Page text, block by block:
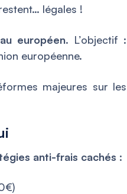
légales !
européen. L’objectif :
européenne.
majeures sur les
anti-frais cachés :